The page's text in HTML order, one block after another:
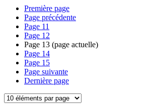
Première page
Page précédente
Page 11
Page 12
Page 13 (page actuelle)
Page 14
Page 15
Page suivante
Dernière page